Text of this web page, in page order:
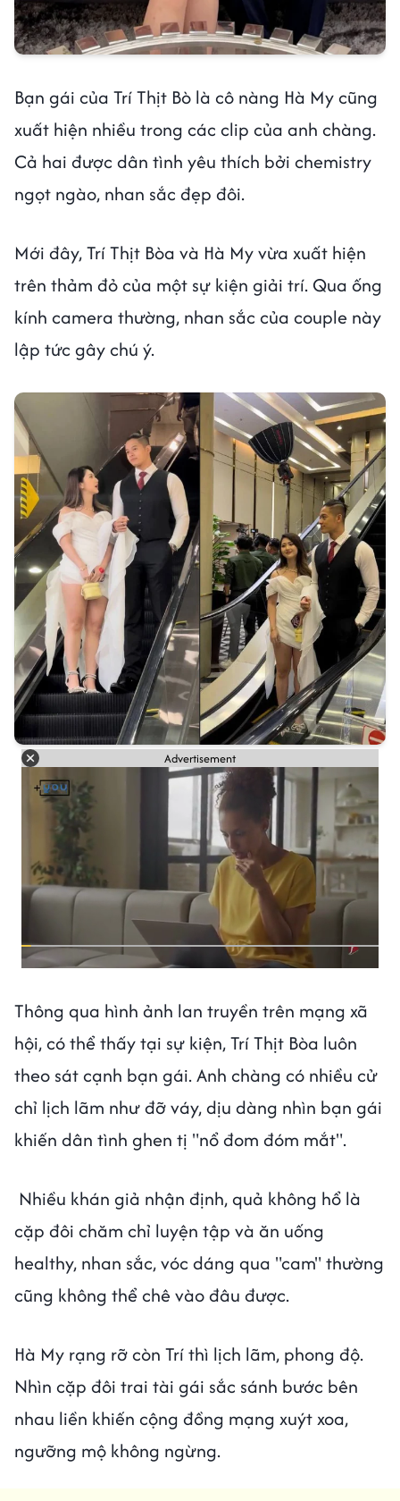
Bạn gái của Trí Thịt Bò là cô nàng Hà My cũng
xuất hiện nhiều trong các clip của anh chàng.
Cả hai được dân tình yêu thích bởi chemistry
ngọt ngào, nhan sắc đẹp đôi.
Mới đây, Trí Thịt Bòa và Hà My vừa xuất hiện
trên thảm đỏ của một sự kiện giải trí. Qua ống
kính camera thường, nhan sắc của couple này
lập tức gây chú ý.
Advertisement
Thông qua hình ảnh lan truyền trên mạng xã
hội, có thể thấy tại sự kiện, Trí Thịt Bòa luôn
theo sát cạnh bạn gái. Anh chàng có nhiều cử
chỉ lịch lãm như đỡ váy, dịu dàng nhìn bạn gái
khiến dân tình ghen tị "nổ đom đóm mắt".
Nhiều khán giả nhận định, quả không hổ là
cặp đôi chăm chỉ luyện tập và ăn uống
healthy, nhan sắc, vóc dáng qua "cam" thường
cũng không thể chê vào đâu được.
Hà My rạng rỡ còn Trí thì lịch lãm, phong độ.
Nhìn cặp đôi trai tài gái sắc sánh bước bên
nhau liền khiến cộng đồng mạng xuýt xoa,
ngưỡng mộ không ngừng.